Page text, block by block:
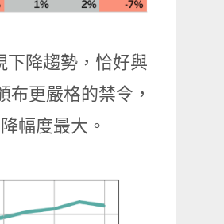
下降趨勢，恰好與
更嚴格的禁令，
幅度最大。